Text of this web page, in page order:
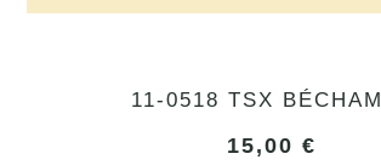
11-0518 TSX
15,00 €